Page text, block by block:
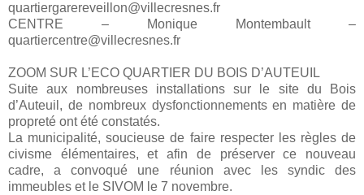
quartiergarereveillon@villecresnes.fr
CENTRE – Monique Montembault –
quartiercentre@villecresnes.fr
ZOOM SUR L’ECO QUARTIER DU BOIS D’AUTEUIL
Suite aux nombreuses installations sur le site du Bois
d’Auteuil, de nombreux dysfonctionnements en matière de
propreté ont été constatés.
La municipalité, soucieuse de faire respecter les règles de
civisme élémentaires, et afin de préserver ce nouveau
cadre, a convoqué une réunion avec les syndic des
immeubles et le SIVOM le 7 novembre.